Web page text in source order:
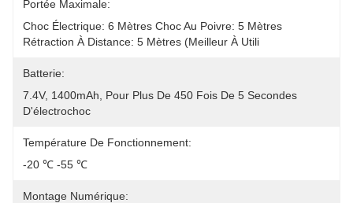
Portée Maximale:
Choc Électrique: 6 Mètres Choc Au Poivre: 5 Mètres
Rétraction À Distance: 5 Mètres (meilleur À Utili
Batterie:
7.4V, 1400mAh, Pour Plus De 450 Fois De 5 Secondes
D'électrochoc
Température De Fonctionnement:
-20 ℃ -55 ℃
Montage Numérique: